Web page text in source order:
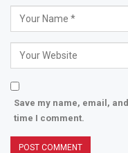
Save my name, email,
time I comment.